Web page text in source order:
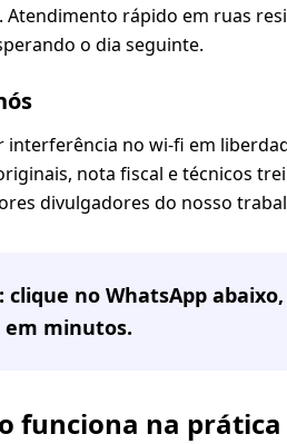
rápido em ruas
o dia seguinte.
no wi-fi em
nota fiscal e técnicos
divulgadores do nosso
: clique no WhatsApp
em minutos.
funciona na prática